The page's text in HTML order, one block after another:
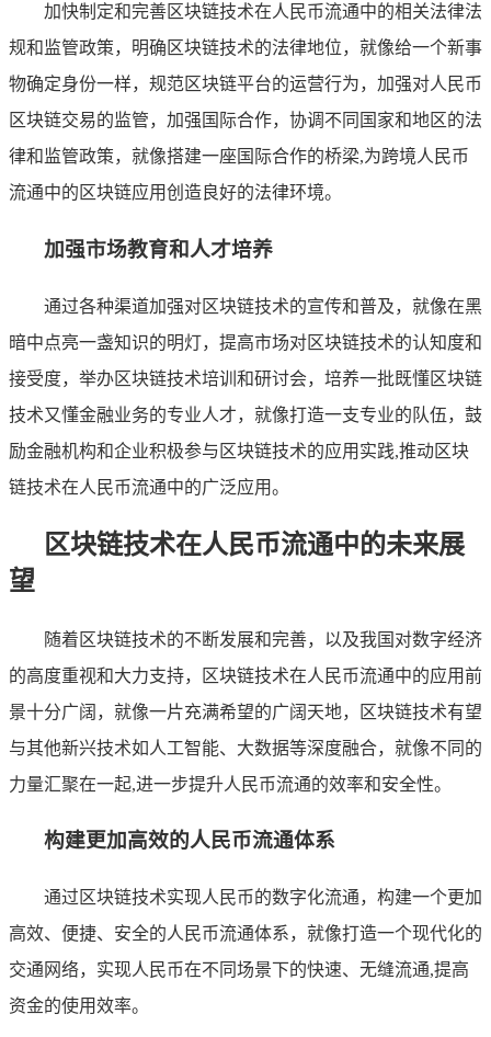
加快制定和完善区块链技术在人民币流通中的相关法律法
规和监管政策，明确区块链技术的法律地位，就像给一个新事
物确定身份一样，规范区块链平台的运营行为，加强对人民币
区块链交易的监管，加强国际合作，协调不同国家和地区的法
律和监管政策，就像搭建一座国际合作的桥梁,为跨境人民币
流通中的区块链应用创造良好的法律环境。
加强市场教育和人才培养
通过各种渠道加强对区块链技术的宣传和普及，就像在黑
暗中点亮一盏知识的明灯，提高市场对区块链技术的认知度和
接受度，举办区块链技术培训和研讨会，培养一批既懂区块链
技术又懂金融业务的专业人才，就像打造一支专业的队伍，鼓
励金融机构和企业积极参与区块链技术的应用实践,推动区块
链技术在人民币流通中的广泛应用。
区块链技术在人民币流通中的未来展
望
随着区块链技术的不断发展和完善，以及我国对数字经济
的高度重视和大力支持，区块链技术在人民币流通中的应用前
景十分广阔，就像一片充满希望的广阔天地，区块链技术有望
与其他新兴技术如人工智能、大数据等深度融合，就像不同的
力量汇聚在一起,进一步提升人民币流通的效率和安全性。
构建更加高效的人民币流通体系
通过区块链技术实现人民币的数字化流通，构建一个更加
高效、便捷、安全的人民币流通体系，就像打造一个现代化的
交通网络，实现人民币在不同场景下的快速、无缝流通,提高
资金的使用效率。